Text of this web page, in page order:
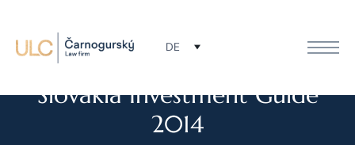
DE
NEWS
Slovakia Investment Guide
2014